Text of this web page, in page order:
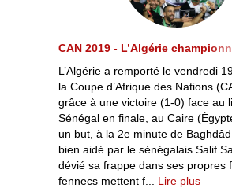
CAN 2019 - L’Algérie
L’Algérie a remporté le vendredi
la Coupe d’Afrique des Nations
grâce à une victoire (1-0) face au
Sénégal en finale, au Caire
un but, à la 2e minute de
bien aidé par le sénégalais Salif
dévié sa frappe dans ses propres
fennecs mettent f... Lire plus